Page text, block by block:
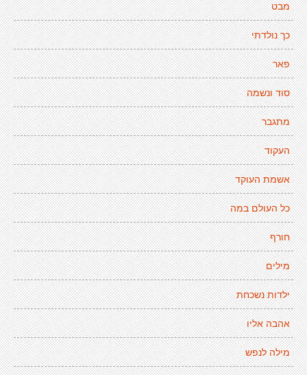
מבט
כך נולדתי
פאר
סוד ונשמה
מתגבר
העקוד
אשמת העוקד
כל העולם במה
חורף
מילים
ילדות נשכחת
אהבה אליו
מילה לנפש